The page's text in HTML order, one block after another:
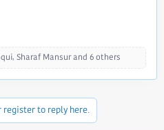
, Sharaf Mansurand 6 others
register to reply here.